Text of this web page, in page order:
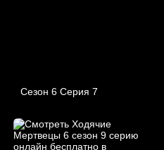
Сезон 6 Серия 7